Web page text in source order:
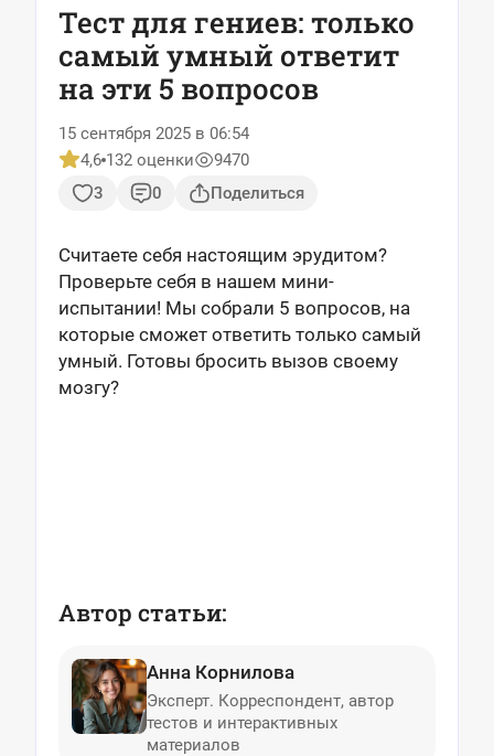
Тест для гениев: только
самый умный ответит
на эти 5 вопросов
15 сентября 2025 в 06:54
4,6 132 оценки
9470
3
0 Поделиться
Считаете себя настоящим эрудитом?
Проверьте себя в нашем мини-
испытании! Мы собрали 5 вопросов, на
которые сможет ответить только самый
умный. Готовы бросить вызов своему
мозгу?
Автор статьи:
Анна Корнилова
Эксперт. Корреспондент, автор
тестов и интерактивных
материалов